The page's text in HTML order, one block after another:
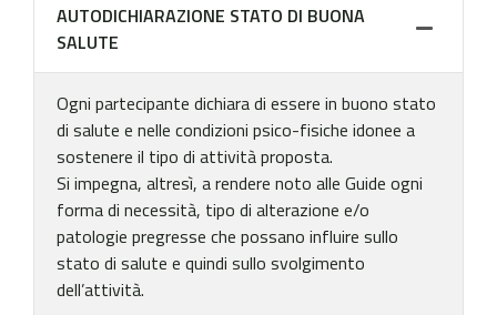
AUTODICHIARAZIONE STATO DI BUONA
SALUTE
Ogni partecipante dichiara di essere in buono stato
di salute e nelle condizioni psico-fisiche idonee a
sostenere il tipo di attività proposta.
Si impegna, altresì, a rendere noto alle Guide ogni
forma di necessità, tipo di alterazione e/o
patologie pregresse che possano influire sullo
stato di salute e quindi sullo svolgimento
dell’attività.